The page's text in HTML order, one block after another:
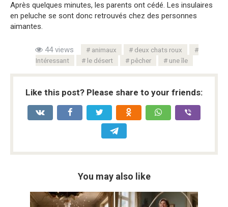
Après quelques minutes, les parents ont cédé. Les insulaires
en peluche se sont donc retrouvés chez des personnes
aimantes.
44 views animaux
deux chats roux
Intéressant
le désert pêcher une île
Like this post? Please share to your friends:
You may also like